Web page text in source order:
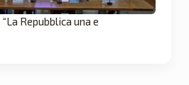
Repubblica una e